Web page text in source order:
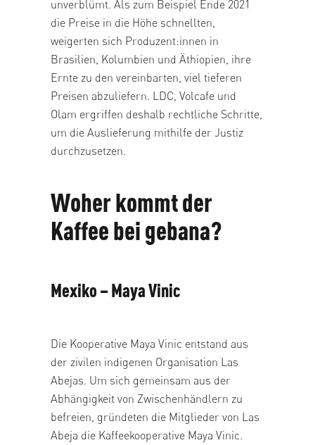
unverblümt. Als zum Beispiel Ende 2021
die Preise in die Höhe schnellten,
weigerten sich Produzent:innen in
Brasilien, Kolumbien und Äthiopien, ihre
Ernte zu den vereinbarten, viel tieferen
Preisen abzuliefern. LDC, Volcafe und
Olam ergriffen deshalb rechtliche Schritte,
um die Auslieferung mithilfe der Justiz
durchzusetzen.
Woher kommt der
Kaffee bei gebana?
Mexiko – Maya Vinic
Die Kooperative Maya Vinic entstand aus
der zivilen indigenen Organisation Las
Abejas. Um sich gemeinsam aus der
Abhängigkeit von Zwischenhändlern zu
befreien, gründeten die Mitglieder von Las
Abeja die Kaffeekooperative Maya Vinic.